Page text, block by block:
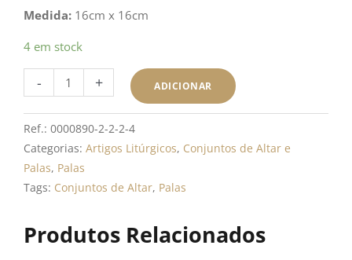
Medida: 16cm x 16cm
4 em stock
-
Quantidade
de
Pala
Damasco
com
Bordado
-
+ ADICIONAR
Ref.: 0000890-2-2-2-4
Categorias: Artigos Litúrgicos, Conjuntos de Altar e
Palas, Palas
Tags: Conjuntos de Altar, Palas
Produtos Relacionados